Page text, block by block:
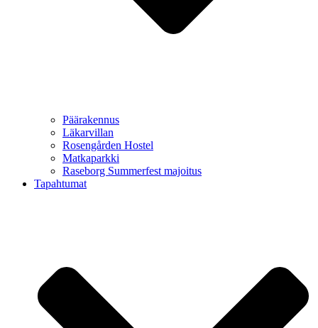
Päärakennus
Läkarvillan
Rosengården Hostel
Matkaparkki
Raseborg Summerfest majoitus
Tapahtumat